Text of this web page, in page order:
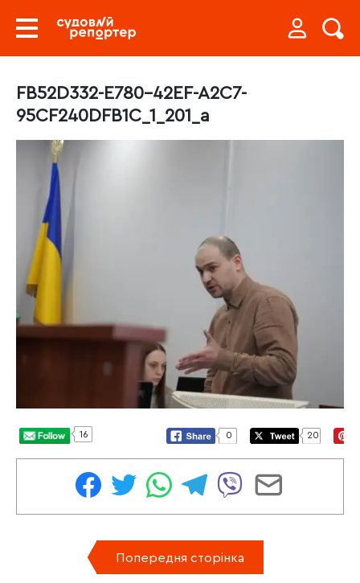
FB52D332-E780-42EF-A2C7-
95CF240DFB1C_1_201_a
16 0 20
Попередня сторінка